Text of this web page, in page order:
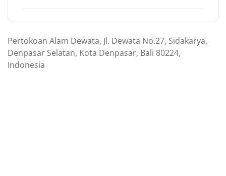
Pertokoan Alam Dewata, Jl. Dewata No.27, Sidakarya,
Denpasar Selatan, Kota Denpasar, Bali 80224,
Indonesia